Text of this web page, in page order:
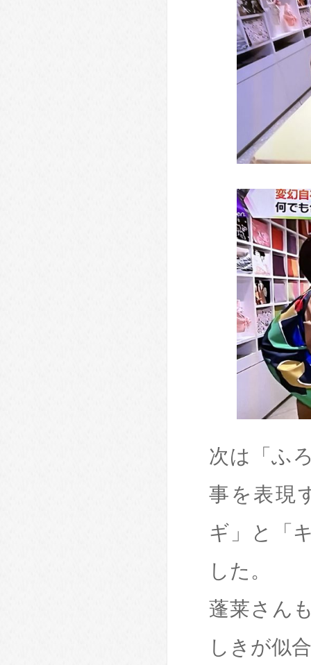
次は「ふ
事を表現
ギ」と「
した。
蓬莱さん
しきが似